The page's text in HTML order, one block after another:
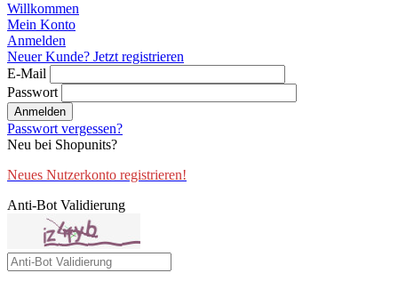
Willkommen
Mein Konto
Anmelden
Neuer Kunde? Jetzt registrieren
E-Mail
Passwort
Anmelden
Passwort vergessen?
Neu bei Shopunits?
Neues Nutzerkonto registrieren!
Anti-Bot Validierung